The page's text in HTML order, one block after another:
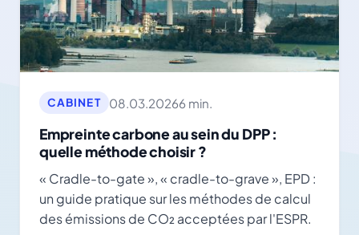
CABINET 08.03.20266 min.
Empreinte carbone au sein du DPP :
quelle méthode choisir ?
« Cradle-to-gate », « cradle-to-grave », EPD :
un guide pratique sur les méthodes de calcul
des émissions de CO₂ acceptées par l'ESPR.